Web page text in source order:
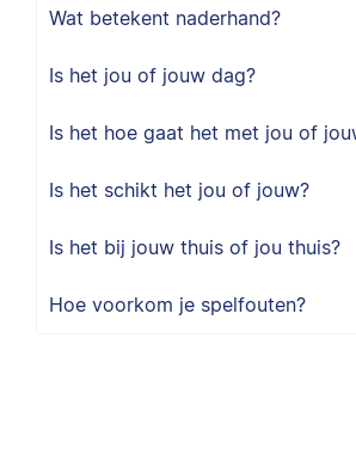
Wat betekent naderhand?
Is het jou of jouw dag?
Is het hoe gaat het met jou of
Is het schikt het jou of jouw?
Is het bij jouw thuis of jou thuis?
Hoe voorkom je spelfouten?